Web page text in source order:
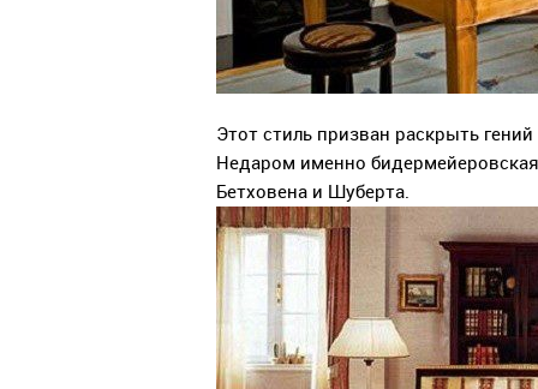
Этот стиль призван раскрыть
Недаром именно
Бетховена и Шуберта.